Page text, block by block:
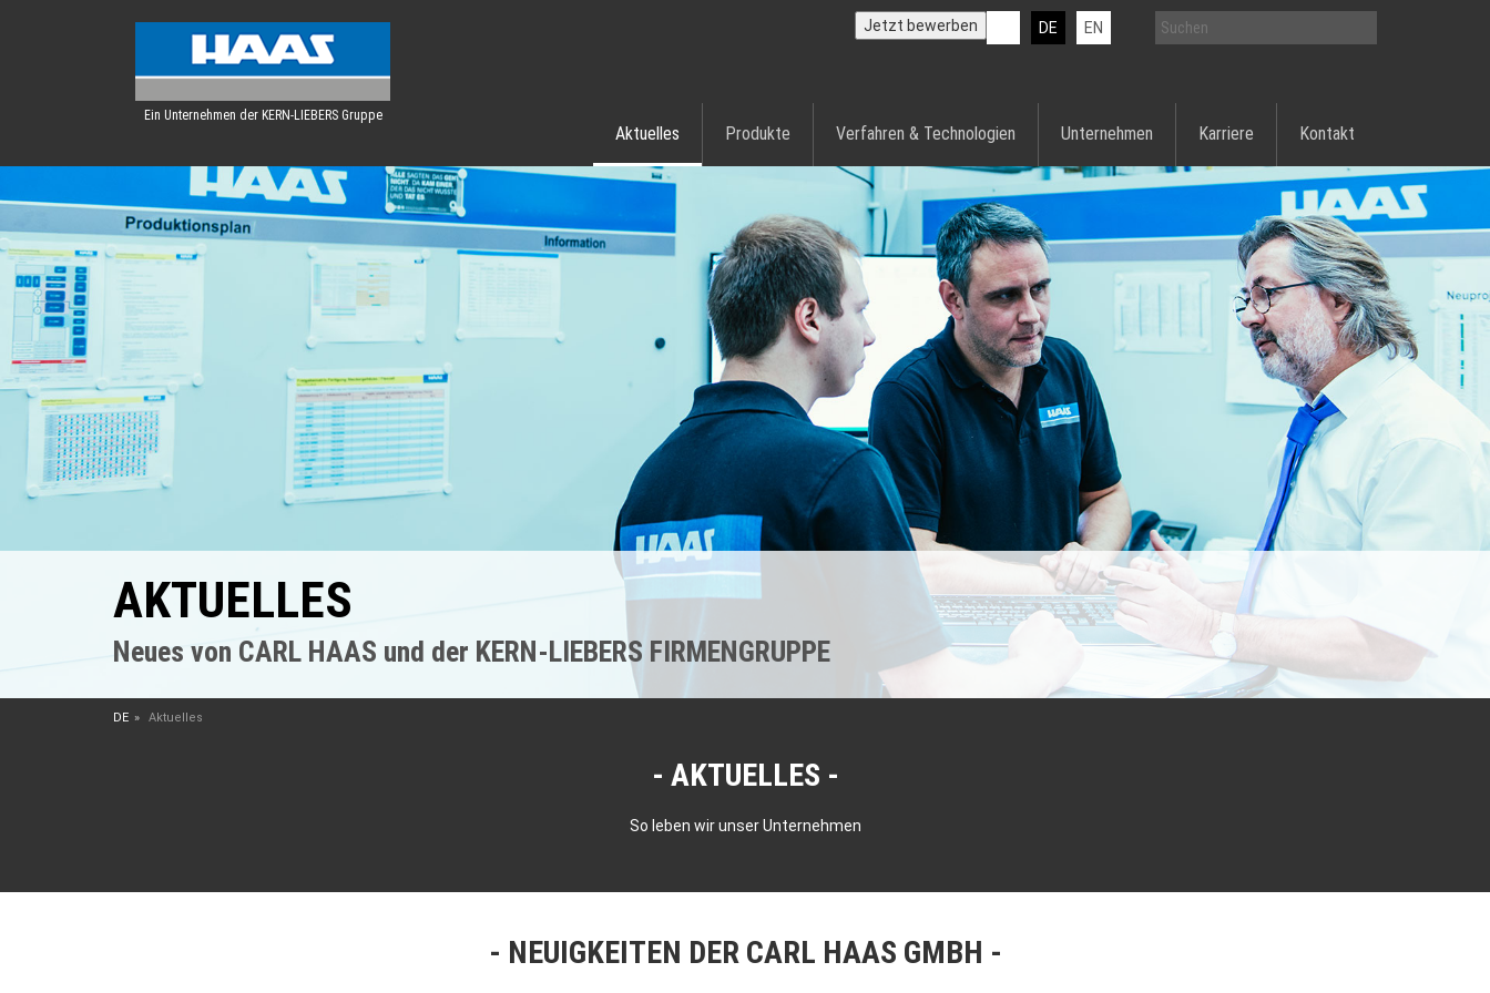
Ein Unternehmen der KERN-LIEBERS Gruppe
DE EN
Jetzt bewerben
Aktuelles Produkte Verfahren & Technologien Unternehmen Karriere Kontakt
AKTUELLES
Neues von CARL HAAS und der KERN-LIEBERS FIRMENGRUPPE
DE Aktuelles
AKTUELLES
So leben wir unser Unternehmen
NEUIGKEITEN DER CARL HAAS GMBH